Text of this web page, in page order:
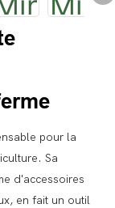
pour la
Sa
d'accessoires
en fait un outil